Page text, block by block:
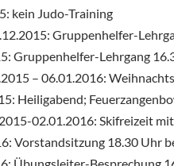
kein Judo-Training
Gruppenhelfer-
Gruppenhelfer-Lehrgang
– 06.01.2016:
Heiligabend;
02.01.2016: Skifreizeit
Vorstandsitzung 18.30 Uhr